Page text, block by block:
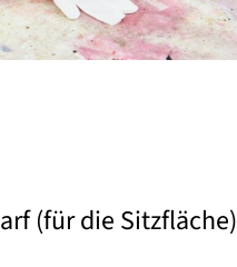
(für die Sitzfläche)